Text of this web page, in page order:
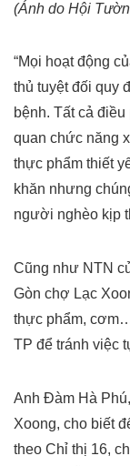
(Ảnh do Hội
“Mọi hoạt động
thủ tuyệt đối quy
bệnh. Tất cả
quan chức năng
thực phẩm thiết
khăn nhưng
người nghèo kịp
Cũng như NTN
Gòn chợ Lạc
thực phẩm,
TP để tránh việc
Anh Đàm Hà
Xoong, cho biết
theo Chỉ thị 16,